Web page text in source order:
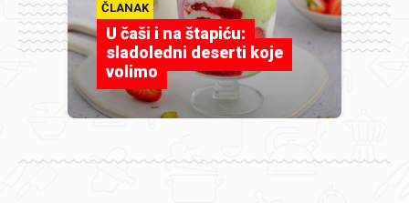
ČLANAK
U čaši i na štapiću:
sladoledni deserti koje
volimo